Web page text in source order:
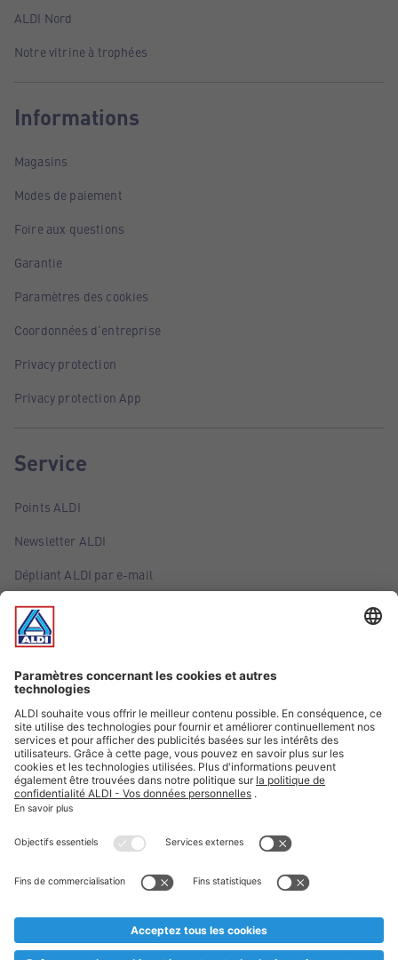
ALDI Nord
Notre vitrine à trophées
Informations
Magasins
Modes de paiement
Foire aux questions
Garantie
Paramètres des cookies
Coordonnées d'entreprise
Privacy protection
Privacy protection App
Service
Points ALDI
Newsletter ALDI
Dépliant ALDI par e-mail
Offres
Infos essentielles
Suivez ALDI Belgique
Textes marqués d'un astérisque et mentions légales
* Nous vendons ces articles temporairement et jusqu'à
au cas où, malgré le planning bien étudié, nous serions
prématurément en rupture de stock. Prix Recupel et TVA incl.
** Sur ce site, l’utilisation de la forme masculine a été adoptée